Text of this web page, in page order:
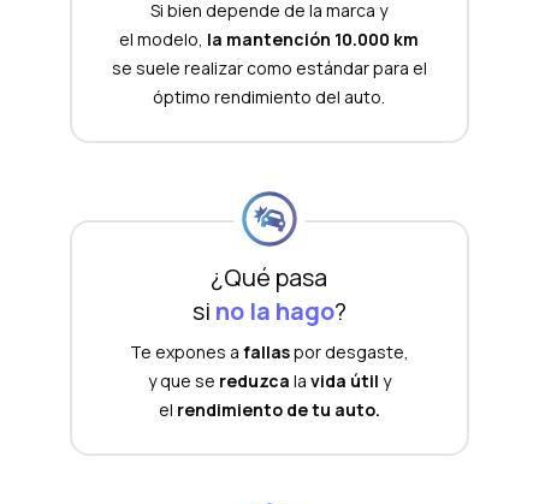
Si bien depende de la marca y
el modelo, la mantención 10.000 km
se suele realizar como estándar para el
óptimo rendimiento del auto.
¿Qué pasa
si no la hago?
Te expones a fallaspor desgaste,
y que se reduzca la vida útil y
el rendimiento de tu auto.